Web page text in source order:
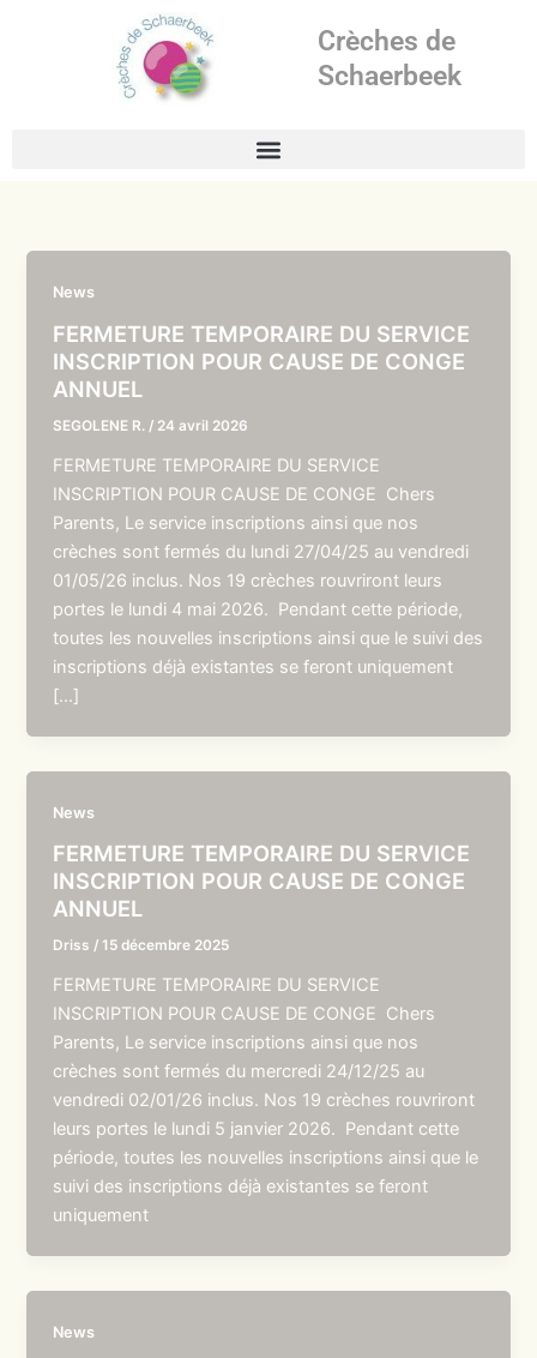
Crèches de
Schaerbeek
News
FERMETURE TEMPORAIRE DU SERVICE
INSCRIPTION POUR CAUSE DE CONGE
ANNUEL
SEGOLENE R. / 24 avril 2026
FERMETURE TEMPORAIRE DU SERVICE
INSCRIPTION POUR CAUSE DE CONGE Chers
Parents, Le service inscriptions ainsi que nos
crèches sont fermés du lundi 27/04/25 au vendredi
01/05/26 inclus. Nos 19 crèches rouvriront leurs
portes le lundi 4 mai 2026. Pendant cette période,
toutes les nouvelles inscriptions ainsi que le suivi des
inscriptions déjà existantes se feront uniquement
[…]
News
FERMETURE TEMPORAIRE DU SERVICE
INSCRIPTION POUR CAUSE DE CONGE
ANNUEL
Driss /15 décembre 2025
FERMETURE TEMPORAIRE DU SERVICE
INSCRIPTION POUR CAUSE DE CONGE Chers
Parents, Le service inscriptions ainsi que nos
crèches sont fermés du mercredi 24/12/25 au
vendredi 02/01/26 inclus. Nos 19 crèches rouvriront
leurs portes le lundi 5 janvier 2026. Pendant cette
période, toutes les nouvelles inscriptions ainsi que le
suivi des inscriptions déjà existantes se feront
uniquement
News